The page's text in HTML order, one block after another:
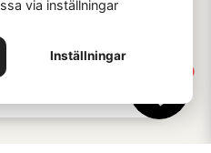
via inställningar
Inställningar
om du vill ha